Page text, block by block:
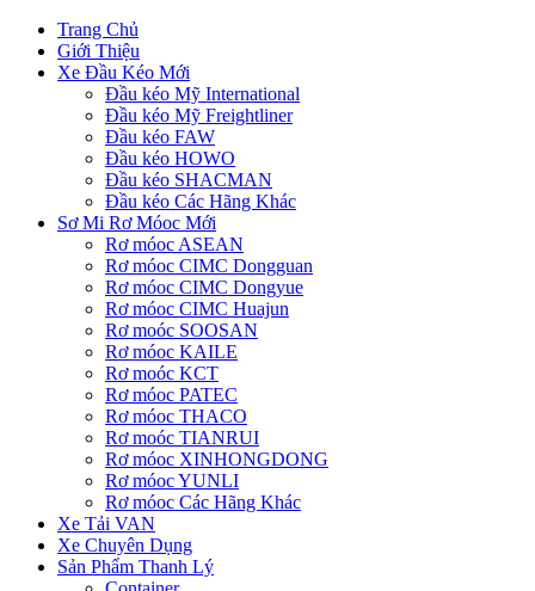
Trang Chủ
Giới Thiệu
Xe Đầu Kéo Mới
Đầu kéo Mỹ International
Đầu kéo Mỹ Freightliner
Đầu kéo FAW
Đầu kéo HOWO
Đầu kéo SHACMAN
Đầu kéo Các Hãng Khác
Sơ Mi Rơ Móoc Mới
Rơ móoc ASEAN
Rơ móoc CIMC Dongguan
Rơ móoc CIMC Dongyue
Rơ móoc CIMC Huajun
Rơ moóc SOOSAN
Rơ móoc KAILE
Rơ moóc KCT
Rơ móoc PATEC
Rơ móoc THACO
Rơ moóc TIANRUI
Rơ móoc XINHONGDONG
Rơ móoc YUNLI
Rơ móoc Các Hãng Khác
Xe Tải VAN
Xe Chuyên Dụng
Sản Phẩm Thanh Lý